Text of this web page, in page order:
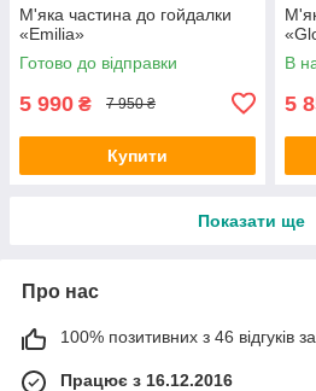
М'яка частина до гойдалки
«Emilia»
Готово до відправки
5 990 ₴ 7 950 ₴
Купити
В
5
Показати ще
Про нас
100% позитивних з 46 відгуків за
Працює з 16.12.2016